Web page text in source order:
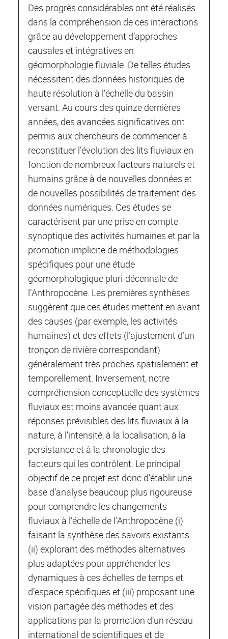
Des progrès considérables ont été réalisés
dans la compréhension de ces interactions
grâce au développement d’approches
causales et intégratives en
géomorphologie fluviale. De telles études
nécessitent des données historiques de
haute résolution à l’échelle du bassin
versant. Au cours des quinze dernières
années, des avancées significatives ont
permis aux chercheurs de commencer à
reconstituer l’évolution des lits fluviaux en
fonction de nombreux facteurs naturels et
humains grâce à de nouvelles données et
de nouvelles possibilités de traitement des
données numériques. Ces études se
caractérisent par une prise en compte
synoptique des activités humaines et par la
promotion implicite de méthodologies
spécifiques pour une étude
géomorphologique pluri‐décennale de
l’Anthropocène. Les premières synthèses
suggèrent que ces études mettent en avant
des causes (par exemple, les activités
humaines) et des effets (l’ajustement d’un
tronçon de rivière correspondant)
généralement très proches spatialement et
temporellement. Inversement, notre
compréhension conceptuelle des systèmes
fluviaux est moins avancée quant aux
réponses prévisibles des lits fluviaux à la
nature, à l’intensité, à la localisation, à la
persistance et à la chronologie des
facteurs qui les contrôlent. Le principal
objectif de ce projet est donc d’établir une
base d’analyse beaucoup plus rigoureuse
pour comprendre les changements
fluviaux à l’échelle de l’Anthropocène (i)
faisant la synthèse des savoirs existants
(ii) explorant des méthodes alternatives
plus adaptées pour appréhender les
dynamiques à ces échelles de temps et
d’espace spécifiques et (iii) proposant une
vision partagée des méthodes et des
applications par la promotion d’un réseau
international de scientifiques et de